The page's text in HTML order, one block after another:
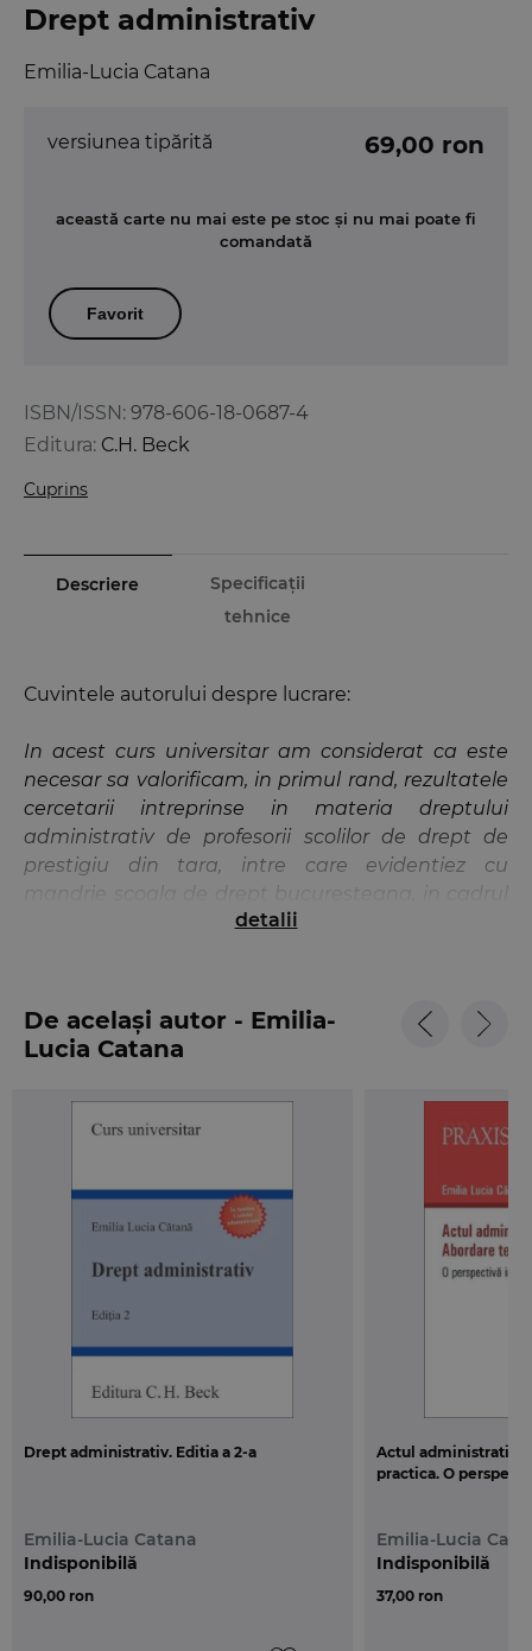
Drept administrativ
Emilia-Lucia Catana
ISBN/ISSN: 978-606-18-0687-4
Editura: C.H. Beck
Cuprins
versiunea tipărită 69,00 ron
această carte nu mai este pe stoc și nu mai poate fi
comandată
Favorit
Descriere
Specificații
tehnice
Cuvintele autorului despre lucrare:
In acest curs universitar am considerat ca este
necesar sa valorificam, in primul rand, rezultatele
cercetarii intreprinse in materia dreptului
administrativ de profesorii scolilor de drept de
prestigiu din tara, intre care evidentiez cu
mandrie scoala de drept bucuresteana, in cadrul
careia am avut onoarea sa ma formez cu studiile
si Scoala Nationala de Studii Politice si
Administrative.
Lucrarea se raporteaza atat la rezultatele
acumulata ca practician al dreptului
administrativ, anterior si in paralel carierei
juristi presupune o solida fundamentare
teoretica, necesar a fi corelata cu scopul formarii
acestora ca viitori practicieni. In egala masura,
aplicare a legislatiei in practica instantelor
judecatoresti, cu predilectie in deciziile Inaltei
exprima doctrina franceza, citata deseori pe
regimului actelor administrative”, actul
administrativ fiind, dupa cum este unanim
recunoscut, forma juridica principala de realizare
detalii
De același autor - Emilia-
Lucia Catana
Drept administrativ. Editia a 2-a
Emilia-Lucia Catana
90,00 ron
Indisponibilă
Actul administrativ.
practica. O
Emilia-Lucia
37,00 ron
Indisponibilă